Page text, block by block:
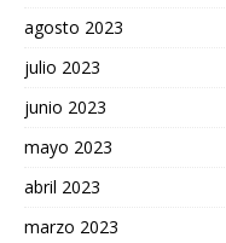
agosto 2023
julio 2023
junio 2023
mayo 2023
abril 2023
marzo 2023